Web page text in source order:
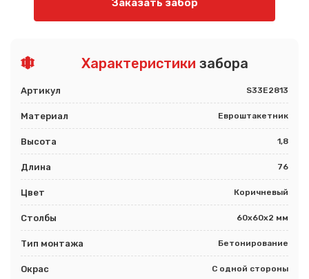
Заказать забор
Характеристики забора
Артикул S33E2813
Материал Евроштакетник
Высота 1,8
Длина 76
Цвет Коричневый
Столбы 60х60х2 мм
Тип монтажа Бетонирование
Окрас С одной стороны